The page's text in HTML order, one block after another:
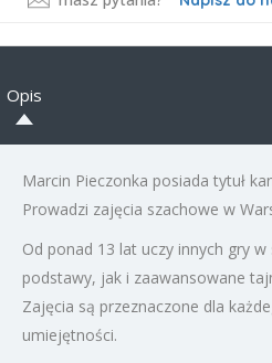
Opis
Marcin Pieczonka posiada tytuł
Prowadzi zajęcia szachowe w
Od ponad 13 lat uczy innych gry
podstawy, jak i zaawansowane
Zajęcia są przeznaczone dla
umiejętności.